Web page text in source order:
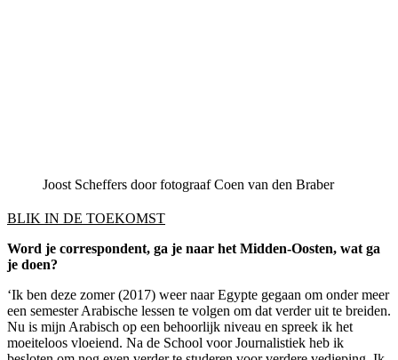
Joost Scheffers door fotograaf Coen van den Braber
BLIK IN DE TOEKOMST
Word je correspondent, ga je naar het Midden-Oosten, wat ga
je doen?
‘Ik ben deze zomer (2017) weer naar Egypte gegaan om onder meer
een semester Arabische lessen te volgen om dat verder uit te breiden.
Nu is mijn Arabisch op een behoorlijk niveau en spreek ik het
moeiteloos vloeiend. Na de School voor Journalistiek heb ik